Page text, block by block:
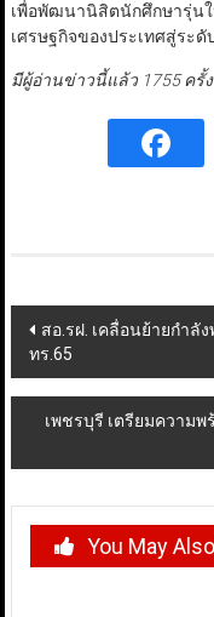
เพื่อพัฒนานิสิตนักศึกษารุ่น
เศรษฐกิจของประเทศสู่ระ
มีผู้อ่านข่าวนี้แล้ว 1755 ครั้ง
Post
navigation
สอ.รฝ. เคลื่อนย้ายกำลั
ทร.65
เพชรบุรี เตรียมความ
You May